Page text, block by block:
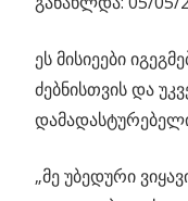
ეს მისიეები
ძებნისთვის და
„მე უბედური